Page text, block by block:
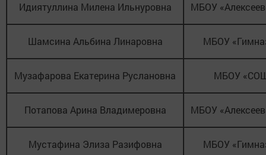
Идиятуллина Милена Ильнуровна МБОУ
Шамсина Альбина Линаровна МБОУ
Музафарова Екатерина Руслановна МБОУ
Потапова Арина Владимеровна МБОУ
Мустафина Элиза Разифовна МБОУ